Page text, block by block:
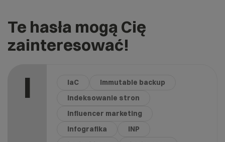
Te hasła mogą Cię
zainteresować!
I IaC
Immutable backup
Indeksowanie stron
Influencer marketing
Infografika
INP